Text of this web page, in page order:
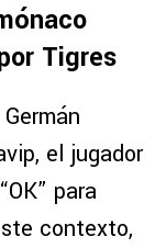
Tigres
el jugador
para
contexto,